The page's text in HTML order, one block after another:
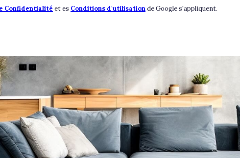
Confidentialité et es Conditions d'utilisationde Google s'appliquent.